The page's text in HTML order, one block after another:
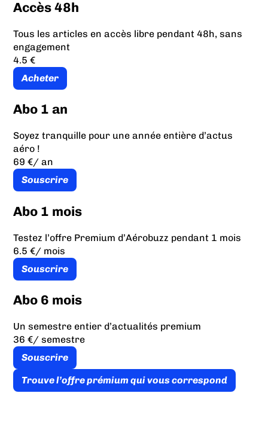
Accès 48h
Tous les articles en accès libre pendant 48h, sans
engagement
4.5 €
Acheter
Abo 1 an
Soyez tranquille pour une année entière d’actus
aéro !
69 €/ an
Souscrire
Abo 1 mois
Testez l’offre Premium d’Aérobuzz pendant 1 mois
6.5 €/ mois
Souscrire
Abo 6 mois
Un semestre entier d’actualités premium
36 €/ semestre
Souscrire
Trouve l’offre prémium qui vous correspond